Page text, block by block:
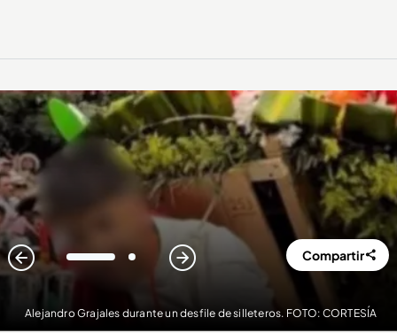
Alejandro Grajales durante un desfile de silleteros. FOTO: CORTESÍA
1 2 Compartir